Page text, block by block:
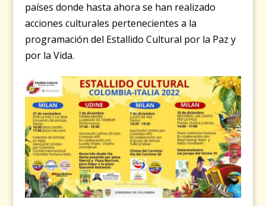
países donde hasta ahora se han realizado
acciones culturales pertenecientes a la
programación del Estallido Cultural por la Paz y
por la Vida.